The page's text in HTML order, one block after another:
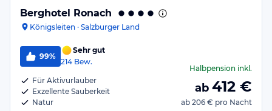
Berghotel Ronach
Königsleiten · Salzburger Land
99%
Sehr gut
214 Bew.
Für Aktivurlauber
Exzellente Sauberkeit
Natur
Halbpension inkl.
ab 412 €
ab 206 € pro Nacht